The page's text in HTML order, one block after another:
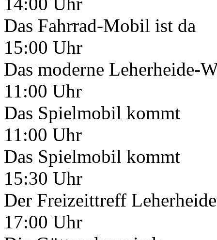
Das Fahrrad-Mobil ist da
15:00 Uhr
Das moderne Leherheide-
11:00 Uhr
Das Spielmobil kommt
11:00 Uhr
Das Spielmobil kommt
15:30 Uhr
Der Freizeittreff
17:00 Uhr